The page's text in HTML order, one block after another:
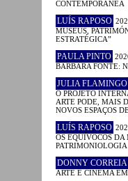
CONTEMPORÂNEA
LUÍS RAPOSO
MUSEUS,
ESTRATÉGICA”
PAULA PINTO
BÁRBARA FONTE:
JULIA FLAMINGO
O PROJETO
ARTE PODE, MAIS
NOVOS ESPAÇOS
LUÍS RAPOSO
OS EQUÍVOCOS
PATRIMONIOLOGIA
DONNY CORREIA
ARTE E CINEMA